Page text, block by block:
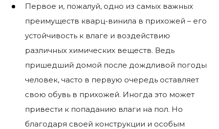
Первое и, пожалуй, одно из самых важных
преимуществ кварц-винила в прихожей – его
устойчивость к влаге и воздействию
различных химических веществ. Ведь
пришедший домой после дождливой погоды
человек, часто в первую очередь оставляет
свою обувь в прихожей. Иногда это может
привести к попаданию влаги на пол. Но
благодаря своей конструкции и особым